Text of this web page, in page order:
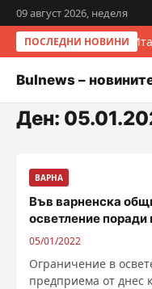
09 август 2026, неделя
ПОСЛЕДНИ НОВИНИ
Bulnews –
Ден:
ВАРНА
Във варненска
осветление поради
05/01/2022
Ограничение в
предприема от днес